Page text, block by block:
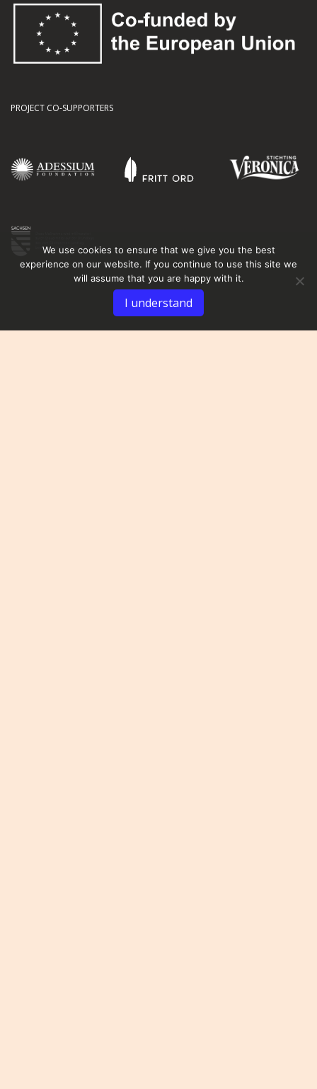
PROJECT CO-SUPPORTERS
We use cookies to ensure that we give you the best
experience on our website. If you continue to use this site we
will assume that you are happy with it.
I understand